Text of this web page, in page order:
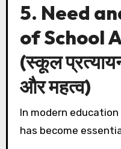
5. Need
of School
(स्कूल
और महत्व)
In modern
has become